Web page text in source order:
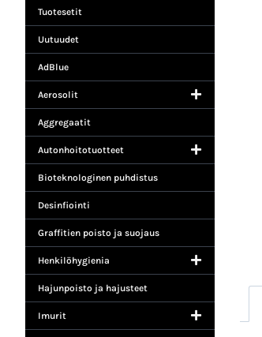
Tuotesetit
Uutuudet
AdBlue
Aerosolit
Aggregaatit
Autonhoitotuotteet
Bioteknologinen puhdistus
Desinfiointi
Graffitien poisto ja suojaus
Henkilöhygienia
Hajunpoisto ja hajusteet
Imurit